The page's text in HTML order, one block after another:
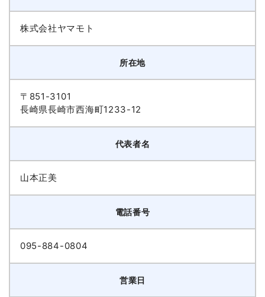
株式会社ヤマモト
所在地
〒851-3101
長崎県長崎市西海町1233-12
代表者名
山本正美
電話番号
095-884-0804
営業日